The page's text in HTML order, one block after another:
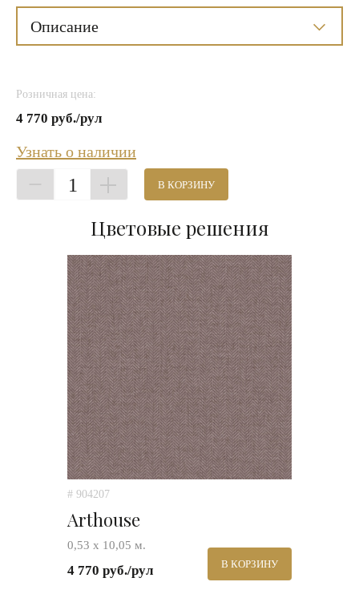
Описание
Розничная цена:
4 770 руб./рул
Узнать о наличии
1 В КОРЗИНУ
Цветовые решения
# 904207
Arthouse
0,53 х 10,05 м.
4 770 руб./рул В КОРЗИНУ